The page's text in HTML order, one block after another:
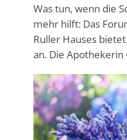
Was tun, wenn die
mehr hilft: Das
Ruller Hauses
an. Die Apothekerin